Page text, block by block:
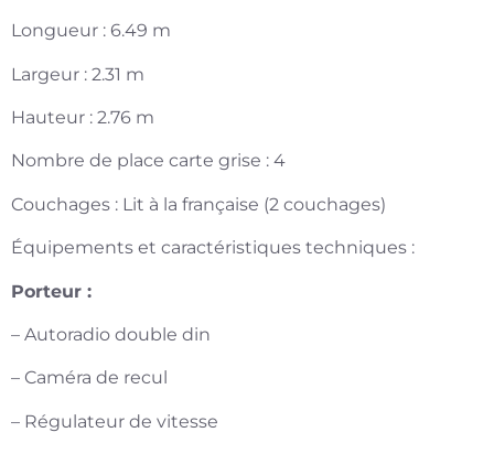
Longueur : 6.49 m
Largeur : 2.31 m
Hauteur : 2.76 m
Nombre de place carte grise : 4
Couchages : Lit à la française (2 couchages)
Équipements et caractéristiques techniques :
Porteur :
– Autoradio double din
– Caméra de recul
– Régulateur de vitesse